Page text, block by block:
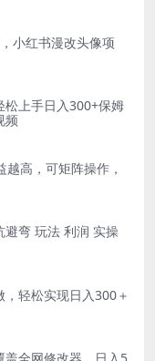
小红书漫改头像项
松上手日入300+保姆
频
高，可矩阵操作，
避弯 玩法 利润 实操
轻松实现日入300＋